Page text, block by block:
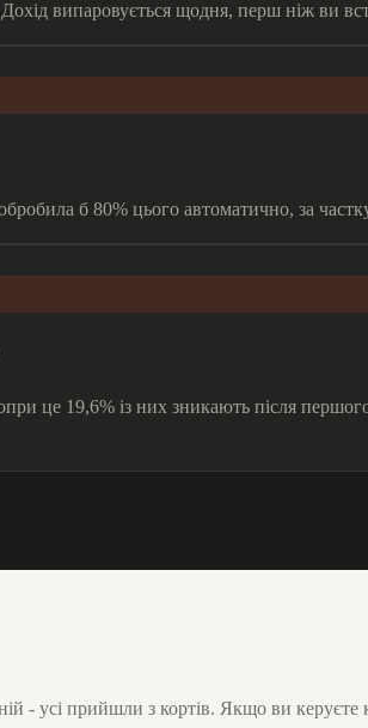
випаровується щодня, перш ніж ви
б 80% цього автоматично, за частку
це 19,6% із них зникають після
усі прийшли з кортів. Якщо ви керуєте